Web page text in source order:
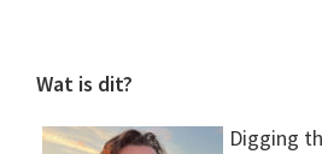
Footer
Wat is dit?
Digging